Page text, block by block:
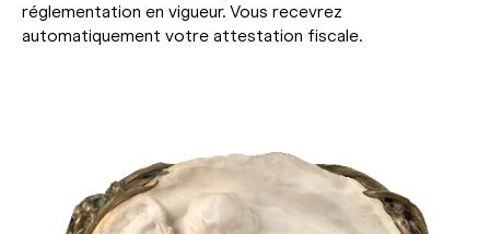
réglementation en vigueur. Vous recevrez
automatiquement votre attestation fiscale.